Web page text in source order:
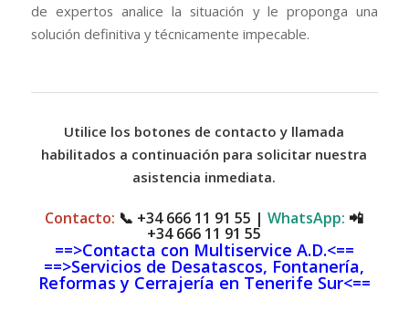
de expertos analice la situación y le proponga una
solución definitiva y técnicamente impecable.
Utilice los botones de contacto y llamada
habilitados a continuación para solicitar nuestra
asistencia inmediata.
Contacto: 📞 +34 666 11 91 55 |WhatsApp: 📲
+34 666 11 91 55
==>Contacta con Multiservice A.D.<==
==>Servicios de Desatascos, Fontanería,
Reformas y Cerrajería en Tenerife Sur<==